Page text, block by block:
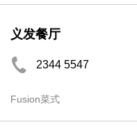
义发餐厅
2344 5547
Fusion菜式